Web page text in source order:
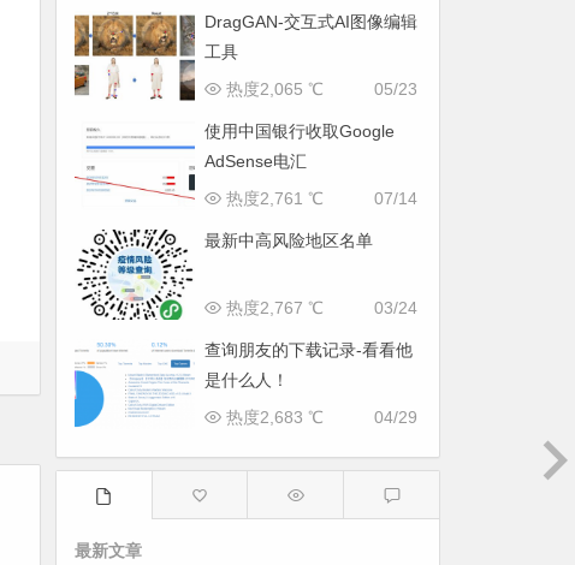
DragGAN-交互式AI图像编辑
工具
05/23
热度2,065 ℃
使用中国银行收取Google
AdSense电汇
07/14
热度2,761 ℃
最新中高风险地区名单
03/24
热度2,767 ℃
查询朋友的下载记录-看看他
是什么人！
04/29
热度2,683 ℃
最新文章